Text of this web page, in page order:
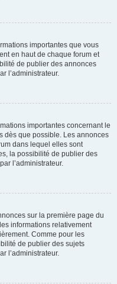
importantes que vous
en haut de chaque forum et
de publier des annonces
l’administrateur.
importantes concernant le
dès que possible. Les annonces
dans lequel elles sont
la possibilité de publier des
l’administrateur.
sur la première page du
informations relativement
Comme pour les
de publier des sujets
l’administrateur.